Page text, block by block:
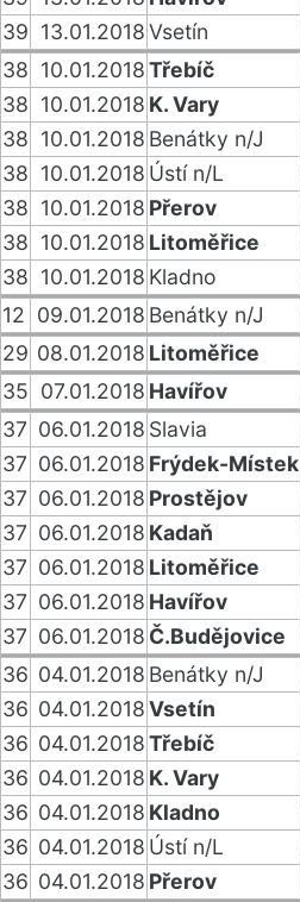
39 13.01.2018Vsetín
38 10.01.2018Třebíč
38 10.01.2018 K. Vary
38 10.01.2018 Benátky n/J
38 10.01.2018 Ústí n/L
38 10.01.2018 Přerov
38 10.01.2018 Litoměřice
38 10.01.2018 Kladno
12 09.01.2018 Benátky n/J
29 08.01.2018 Litoměřice
35 07.01.2018 Havířov
37 06.01.2018 Slavia
37 06.01.2018 Frýdek-Místek
37 06.01.2018 Prostějov
37 06.01.2018 Kadaň
37 06.01.2018 Litoměřice
37 06.01.2018 Havířov
37 06.01.2018 Č.Budějovice
36 04.01.2018 Benátky n/J
36 04.01.2018Vsetín
36 04.01.2018Třebíč
36 04.01.2018 K. Vary
36 04.01.2018 Kladno
36 04.01.2018 Ústí n/L
36 04.01.2018 Přerov